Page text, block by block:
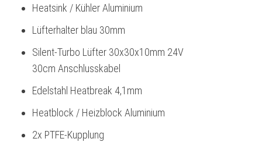
Heatsink / Kühler Aluminium
Lüfterhalter blau 30mm
Silent-Turbo Lüfter 30x30x10mm 24V
30cm Anschlusskabel
Edelstahl Heatbreak 4,1mm
Heatblock / Heizblock Aluminium
2x PTFE-Kupplung